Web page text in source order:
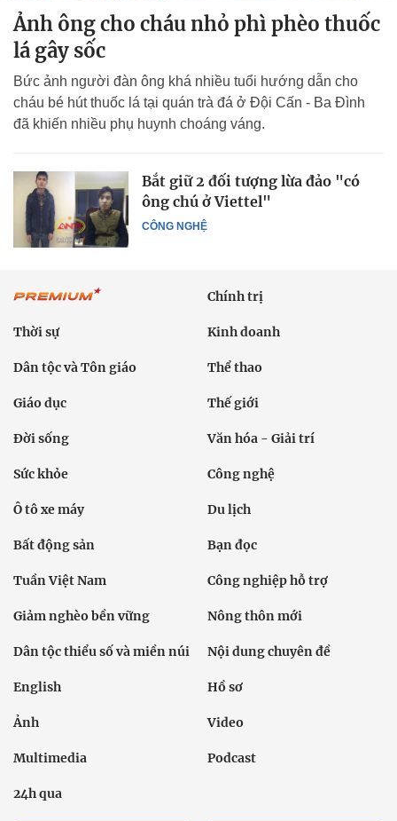
Ảnh ông cho cháu nhỏ phì phèo thuốc
lá gây sốc
Bức ảnh người đàn ông khá nhiều tuổi hướng dẫn cho
cháu bé hút thuốc lá tại quán trà đá ở Đội Cấn - Ba Đình
đã khiến nhiều phụ huynh choáng váng.
CÔNG NGHỆ
Bắt giữ 2 đối tượng lừa đảo "có
ông chú ở Viettel"
Chính trị
Thời sự Kinh doanh
Dân tộc và Tôn giáo Thể thao
Giáo dục Thế giới
Đời sống Văn hóa - Giải trí
Sức khỏe Công nghệ
Ô tô xe máy Du lịch
Bất động sản Bạn đọc
Tuần Việt Nam Công nghiệp hỗ trợ
Giảm nghèo bền vững Nông thôn mới
Dân tộc thiểu số và miền núi Nội dung chuyên đề
English Hồ sơ
Ảnh Video
Multimedia Podcast
24h qua